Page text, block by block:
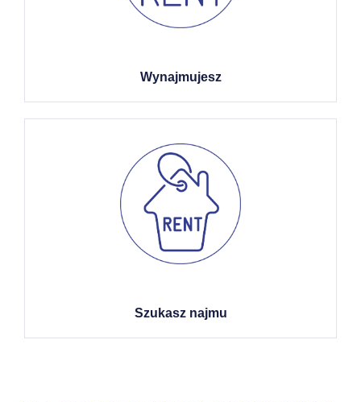
Wynajmujesz
Szukasz najmu